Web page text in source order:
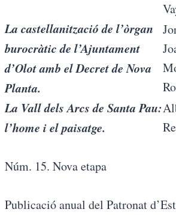
La castellanització de l’òrgan
burocràtic de l’Ajuntament
d’Olot amb el Decret de Nova
Planta.
La Vall dels Arcs de Santa Pau:
l’home i el paisatge.
Núm. 15. Nova etapa
Publicació anual del Patronat